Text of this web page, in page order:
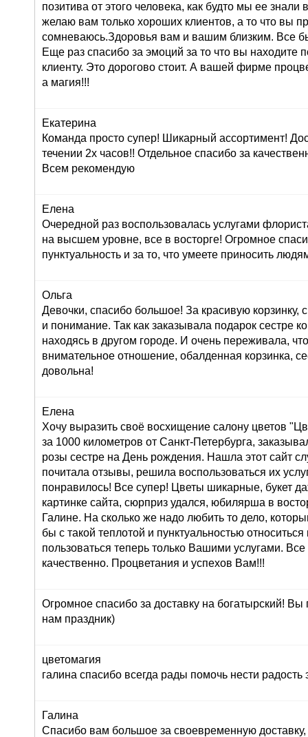
позитива от этого человека, как будто мы ее знали
желаю вам только хороших клиентов, а то что вы
сомневаюсь.Здоровья вам и вашим близким. Все
Еще раз спасибо за эмоций за то что вы находите
клиенту. Это дорогово стоит. А вашей фирме
а магия!!!
Екатерина
Команда просто супер! Шикарный ассортимент!
течении 2х часов!! Отдельное спасибо за
Всем рекомендую
Елена
Очередной раз воспользовалась услугами
на высшем уровне, все в восторге! Огромное
пунктуальность и за то, что умеете приносить
Ольга
Девочки, спасибо большое! За красивую корзинку,
и понимание. Так как заказывала подарок сестре
находясь в другом городе. И очень переживала,
внимательное отношение, обалденная корзинка,
довольна!
Елена
Хочу выразить своё восхищение салону цветов
за 1000 километров от Санкт-Петербурга,
розы сестре на День рождения. Нашла этот сайт
почитала отзывы, решила воспользоваться их
понравилось! Все супер! Цветы шикарные, букет
картинке сайта, сюрприз удался, юбилярша в
Галине. На сколько же надо любить то дело,
бы с такой теплотой и пунктуальностью
пользоваться теперь только Вашими услугами.
качественно. Процветания и успехов Вам!!!
Огромное спасибо за доставку на богатырский! Вы
нам праздник)
цветомагия
галина спасибо всегда рады помочь нести
Галина
Спасибо вам большое за своевременную доставку,